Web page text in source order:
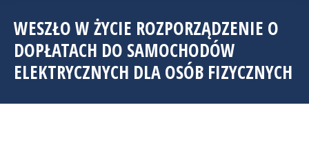
WESZŁO W ŻYCIE ROZPORZĄDZENIE O
DOPŁATACH DO SAMOCHODÓW
ELEKTRYCZNYCH DLA OSÓB FIZYCZNYCH